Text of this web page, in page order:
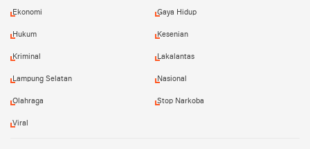
Ekonomi Gaya Hidup
Hukum Kesenian
Kriminal Lakalantas
Lampung Selatan Nasional
Olahraga Stop Narkoba
Viral